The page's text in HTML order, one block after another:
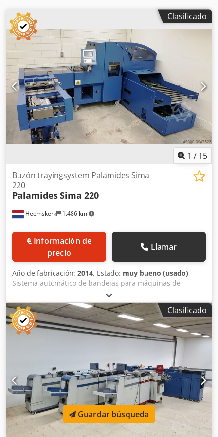
Clasificado
1 / 15
Heemskerk 1.486 km
Buzón trayingsystem Palamides Sima
220
PalamidesSima 220
Información de
precio
Llamar
Año de fabricación: 2014, Estado: muy bueno (usado),
Sistema automático de bandejas para máquinas de
procesamiento de correo. Este modelo SIMA 220 se instaló
en una máquina de procesamiento de correo Buhrs BB700,
de ahí su color. Se instaló en 2015 y solo se utilizó durante
16 meses. ¡Hay más fotos disponibles! Equipamiento de
serie: Brazo con ajuste de altura de 600 mm a 900 mm.
Cinta transportadora de acumulación, con amortiguador
para las bandejas y ángulo de inclinación ajustable.
Crjdpfod Etadjx Ak Uef Estación de alimentación
automática para las bandejas. Sistema automático de
cambio de bandejas. Almacén de bandejas con capacidad
para hasta 10 bandejas (dependiendo del tipo de
bandeja). Contador de sobres. Control táctil para una
operación sencilla e intuitiva del sistema SIMA. Integración
con la máquina de procesamiento de correo. Formato
Clasificado
Guardar búsqueda